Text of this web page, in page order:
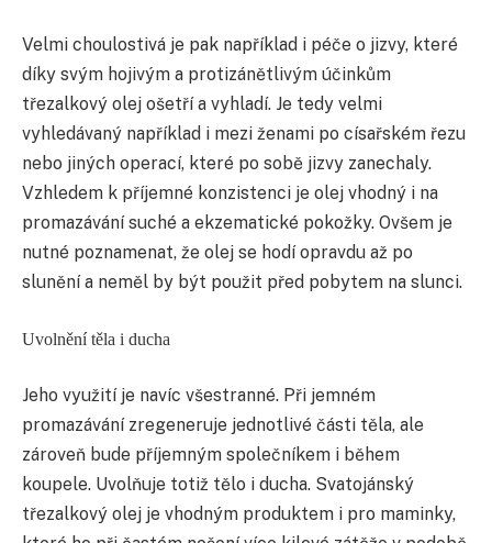
Velmi choulostivá je pak například i péče o jizvy, které
díky svým hojivým a protizánětlivým účinkům
třezalkový olej ošetří a vyhladí. Je tedy velmi
vyhledávaný například i mezi ženami po císařském řezu
nebo jiných operací, které po sobě jizvy zanechaly.
Vzhledem k příjemné konzistenci je olej vhodný i na
promazávání suché a ekzematické pokožky. Ovšem je
nutné poznamenat, že olej se hodí opravdu až po
slunění a neměl by být použit před pobytem na slunci.
Uvolnění těla i ducha
Jeho využití je navíc všestranné. Při jemném
promazávání zregeneruje jednotlivé části těla, ale
zároveň bude příjemným společníkem i během
koupele. Uvolňuje totiž tělo i ducha. Svatojánský
třezalkový olej je vhodným produktem i pro maminky,